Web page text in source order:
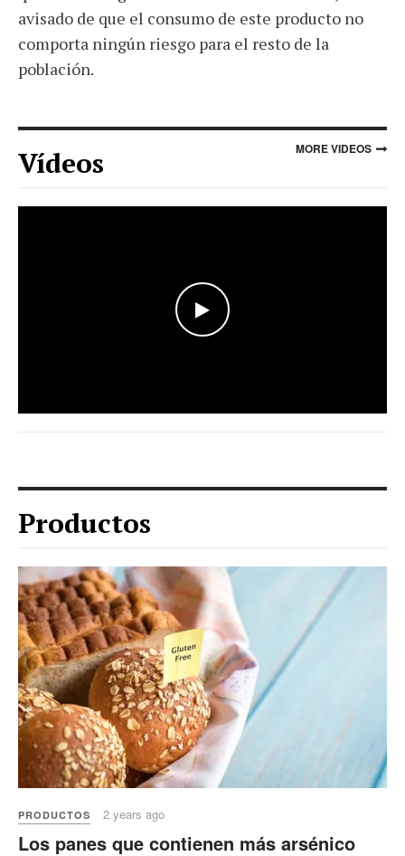
avisado de que el consumo de este producto no
comporta ningún riesgo para el resto de la
población.
Vídeos MORE VIDEOS
WATCH THE VIDEO
Productos
PRODUCTOS 2 years ago
Los panes que contienen más arsénico